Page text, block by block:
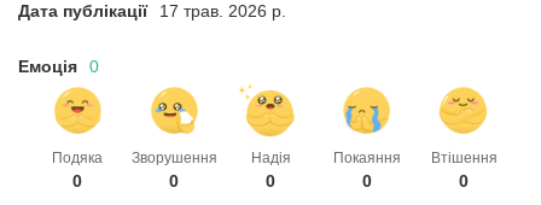
Дата публікації 17 трав. 2026 р.
Емоція 0
Подяка
0
Зворушення
0
Надія
0
Покаяння
0
Втішення
0